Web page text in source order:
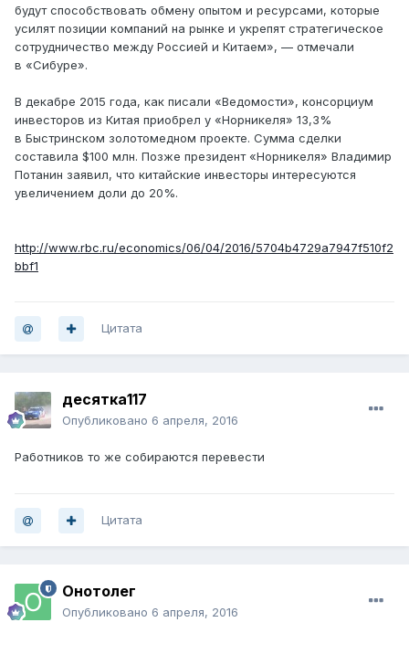
будут способствовать обмену опытом и ресурсами, которые
усилят позиции компаний на рынке и укрепят стратегическое
сотрудничество между Россией и Китаем», — отмечали
в «Сибуре».
В декабре 2015 года, как писали «Ведомости», консорциум
инвесторов из Китая приобрел у «Норникеля» 13,3%
в Быстринском ​золотомедном проекте. Сумма сделки
составила $100 млн. Позже президент «Норникеля» Владимир
Потанин заявил, что китайские инвесторы интересуются
увеличением доли до 20%.
http://www.rbc.ru/economics/06/04/2016/5704b4729a7947f510f2
bbf1
Цитата
десятка117
Опубликовано 6 апреля, 2016
Работников то же собираются перевести
Цитата
Онотолег
Опубликовано 6 апреля, 2016